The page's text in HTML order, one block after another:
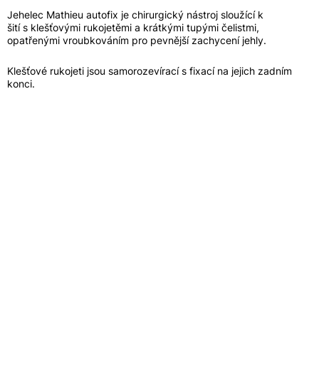
Jehelec Mathieu autofix je chirurgický nástroj sloužící k
šití s klešťovými rukojetěmi a krátkými tupými čelistmi,
opatřenými vroubkováním pro pevnější zachycení jehly.
Klešťové rukojeti jsou samorozevírací s fixací na jejich zadním
konci.